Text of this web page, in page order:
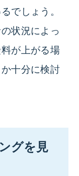
でしょう。
状況によっ
が上がる場
十分に検討
グを見